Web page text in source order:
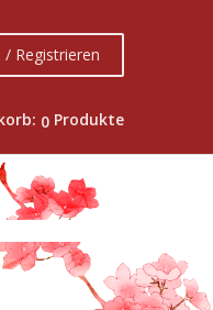
/ Registrieren
0 Produkte